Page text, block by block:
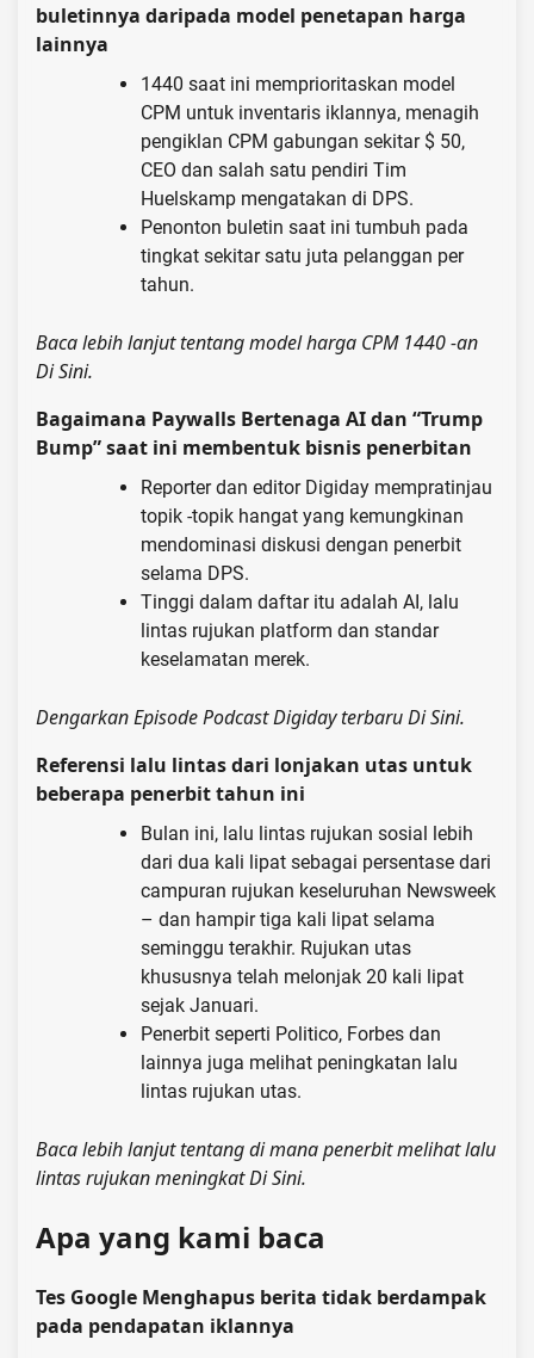
buletinnya daripada model penetapan harga
lainnya
1440 saat ini memprioritaskan model
CPM untuk inventaris iklannya, menagih
pengiklan CPM gabungan sekitar $ 50,
CEO dan salah satu pendiri Tim
Huelskamp mengatakan di DPS.
Penonton buletin saat ini tumbuh pada
tingkat sekitar satu juta pelanggan per
tahun.
Baca lebih lanjut tentang model harga CPM 1440 -an
Di Sini.
Bagaimana Paywalls Bertenaga AI dan “Trump
Bump” saat ini membentuk bisnis penerbitan
Reporter dan editor Digiday mempratinjau
topik -topik hangat yang kemungkinan
mendominasi diskusi dengan penerbit
selama DPS.
Tinggi dalam daftar itu adalah AI, lalu
lintas rujukan platform dan standar
keselamatan merek.
Dengarkan Episode Podcast Digiday terbaruDi Sini.
Referensi lalu lintas dari lonjakan utas untuk
beberapa penerbit tahun ini
Bulan ini, lalu lintas rujukan sosial lebih
dari dua kali lipat sebagai persentase dari
campuran rujukan keseluruhan Newsweek
– dan hampir tiga kali lipat selama
seminggu terakhir. Rujukan utas
khususnya telah melonjak 20 kali lipat
sejak Januari.
Penerbit seperti Politico, Forbes dan
lainnya juga melihat peningkatan lalu
lintas rujukan utas.
Baca lebih lanjut tentang di mana penerbit melihat lalu
lintas rujukan meningkatDi Sini.
Apa yang kami baca
Tes Google Menghapus berita tidak berdampak
pada pendapatan iklannya